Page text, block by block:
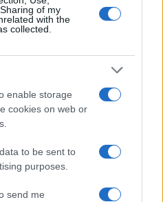
of my
with the
collected.
enable storage
cookies on web or
to be sent to
purposes.
send me
a Olbia, due auto coinvolte:
un muretto, un ferito ad
Sardinia, scontro tra auto e